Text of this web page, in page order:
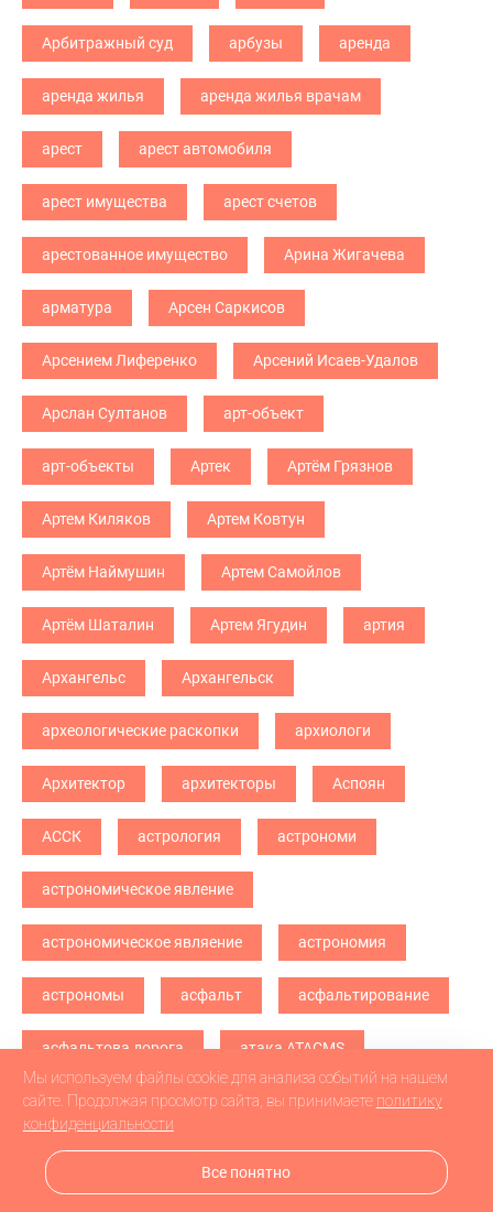
Арбитражный суд арбузы аренда
аренда жилья аренда жилья врачам
арест арест автомобиля
арест имущества арест счетов
арестованное имущество Арина Жигачева
арматура Арсен Саркисов
Арсением Лиференко Арсений Исаев-Удалов
Арслан Султанов арт-объект
арт-объекты Артек Артём Грязнов
Артем Киляков Артем Ковтун
Артём Наймушин Артем Самойлов
Артём Шаталин Артем Ягудин артия
Архангельс Архангельск
археологические раскопки архиологи
Архитектор архитекторы Аспоян
АССК астрология астрономи
астрономическое явление
астрономическое являение астрономия
астрономы асфальт асфальтирование
асфальтова дорога атака ATACMS
атака БПЛА атака дронв атака дронов
атака дронов БПЛА атака дронов\
Мы используем файлы cookie для анализа событий на нашем
сайте. Продолжая просмотр сайта, вы принимаете политику
конфиденциальности
Все понятно